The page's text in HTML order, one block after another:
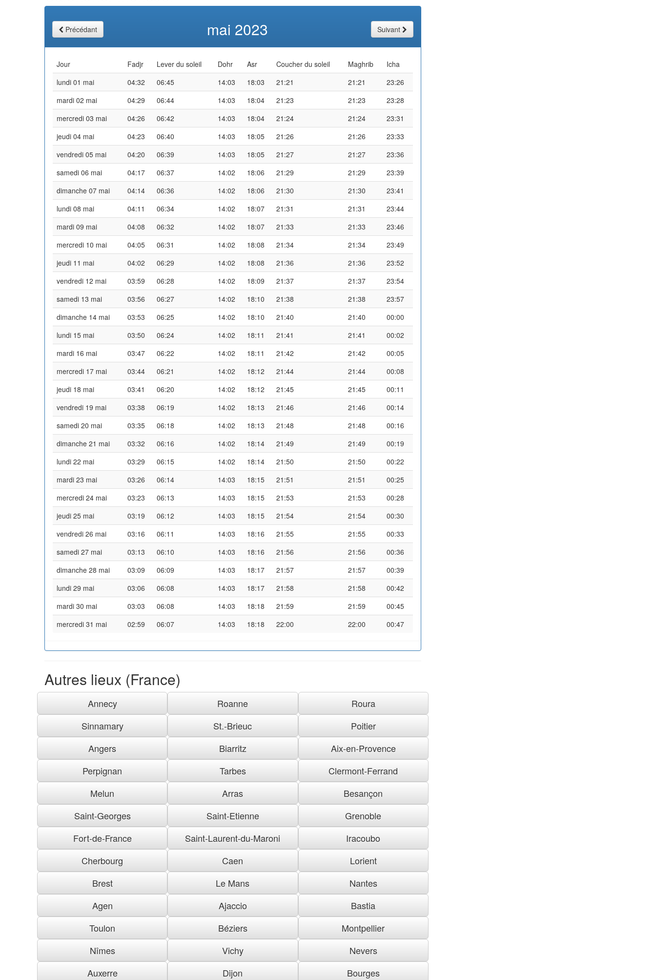
Précédant mai 2023 Suivant
Jour Fadjr Lever du soleil Dohr Asr Coucher du soleil Maghrib
Icha
lundi 01 mai
04:32 06:45 14:03 18:03 21:21 21:21
23:26
mardi 02 mai
04:29 06:44 14:03 18:04 21:23 21:23
23:28
mercredi 03 mai
04:26 06:42 14:03 18:04 21:24 21:24
23:31
jeudi 04 mai
04:23 06:40 14:03 18:05 21:26 21:26
23:33
vendredi 05 mai
04:20 06:39 14:03 18:05 21:27 21:27
23:36
samedi 06 mai
04:17 06:37 14:02 18:06 21:29 21:29
23:39
dimanche 07 mai
04:14 06:36 14:02 18:06 21:30 21:30
23:41
lundi 08 mai
04:11 06:34 14:02 18:07 21:31 21:31
23:44
mardi 09 mai
04:08 06:32 14:02 18:07 21:33 21:33
23:46
mercredi 10 mai
04:05 06:31 14:02 18:08 21:34 21:34
23:49
jeudi 11 mai
04:02 06:29 14:02 18:08 21:36 21:36
23:52
vendredi 12 mai
03:59 06:28 14:02 18:09 21:37 21:37
23:54
samedi 13 mai
03:56 06:27 14:02 18:10 21:38 21:38
23:57
dimanche 14 mai
03:53 06:25 14:02 18:10 21:40 21:40
00:00
lundi 15 mai
03:50 06:24 14:02 18:11 21:41 21:41
00:02
mardi 16 mai
03:47 06:22 14:02 18:11 21:42 21:42
00:05
mercredi 17 mai
03:44 06:21 14:02 18:12 21:44 21:44
00:08
jeudi 18 mai
03:41 06:20 14:02 18:12 21:45 21:45
00:11
vendredi 19 mai
03:38 06:19 14:02 18:13 21:46 21:46
00:14
samedi 20 mai
03:35 06:18 14:02 18:13 21:48 21:48
00:16
dimanche 21 mai
03:32 06:16 14:02 18:14 21:49 21:49
00:19
lundi 22 mai
03:29 06:15 14:02 18:14 21:50 21:50
00:22
mardi 23 mai
03:26 06:14 14:03 18:15 21:51 21:51
00:25
mercredi 24 mai
03:23 06:13 14:03 18:15 21:53 21:53
00:28
jeudi 25 mai
03:19 06:12 14:03 18:15 21:54 21:54
00:30
vendredi 26 mai
03:16 06:11 14:03 18:16 21:55 21:55
00:33
samedi 27 mai
03:13 06:10 14:03 18:16 21:56 21:56
00:36
dimanche 28 mai
03:09 06:09 14:03 18:17 21:57 21:57
00:39
lundi 29 mai
03:06 06:08 14:03 18:17 21:58 21:58
00:42
mardi 30 mai
03:03 06:08 14:03 18:18 21:59 21:59
00:45
mercredi 31 mai
02:59 06:07 14:03 18:18 22:00 22:00 00:47
Autres lieux (France)
Annecy Roanne
Roura
Sinnamary
St.-Brieuc
Poitier
Angers
Biarritz
Aix-en-Provence
Perpignan
Tarbes
Clermont-Ferrand
Melun
Arras
Besançon
Saint-Georges
Saint-Etienne
Grenoble
Fort-de-France
Saint-Laurent-du-Maroni
Iracoubo
Cherbourg
Caen
Lorient
Brest
Le Mans
Nantes
Agen
Ajaccio
Bastia
Toulon
Béziers
Montpellier
Nîmes
Vichy
Nevers
Auxerre
Dijon Bourges